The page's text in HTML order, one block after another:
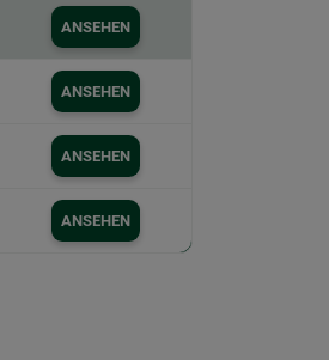
ANSEHEN
ANSEHEN
ANSEHEN
ANSEHEN